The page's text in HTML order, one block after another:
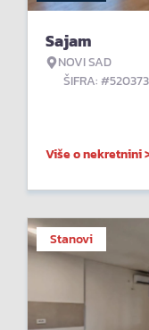
Sajam
NOVI SAD
ŠIFRA: #520373
Više o nekretnini
Stanovi